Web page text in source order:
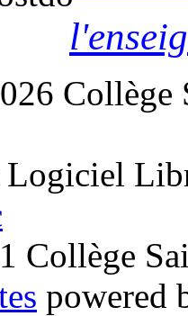
Collège
Logiciel
Collège
powered